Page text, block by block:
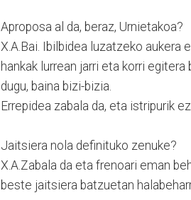
Aproposa al da, beraz, Urnietakoa?
X.A.Bai. Ibilbidea luzatzeko aukera
hankak lurrean jarri eta korri
dugu, baina bizi-bizia.
Errepidea zabala da, eta istripurik
Jaitsiera nola definituko zenuke?
X.A.Zabala da eta frenoari eman
beste jaitsiera batzuetan